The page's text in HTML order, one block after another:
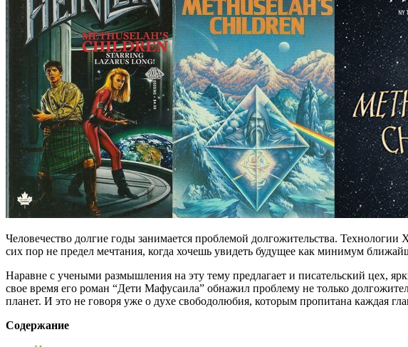
Человечество долгие годы занимается проблемой долгожительства.
сих пор не предел мечтания, когда хочешь увидеть будущее как минимум
Наравне с учеными размышления на эту тему предлагает и писательский цех,
свое время его роман “Дети Мафусаила” обнажил проблему не только
планет. И это не говоря уже о духе свободолюбия, которым пропитана каждая
Содержание